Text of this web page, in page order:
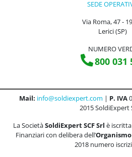
SEDE
Via Roma, 47 -
Lerici (SP)
NUMERO
800 031
Mail: info@soldiexpert.com | P. IVA
2015 SoldiExpert
La SocietàSoldiExpert SCF Srl è
Finanziari con delibera dell’Organismo
2018 numero